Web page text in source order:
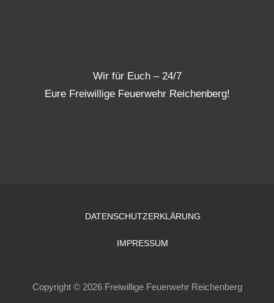
Wir für Euch – 24/7
Eure Freiwillige Feuerwehr Reichenberg!
DATENSCHUTZERKLÄRUNG
IMPRESSUM
Copyright © 2026 Freiwillige Feuerwehr Reichenberg